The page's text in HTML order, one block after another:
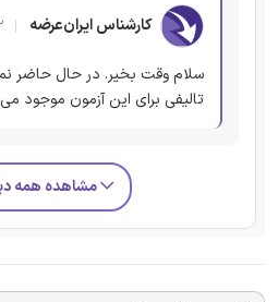
کارشناس ایران‌عرضه ۱۲
سلام وقت بخیر. در حال حاضر
تالیفی برای این آزمون موجود
مشاهده همه